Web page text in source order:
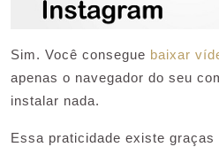
Sim. Você consegue baixar
apenas o navegador do seu
instalar nada.
Essa praticidade existe graças